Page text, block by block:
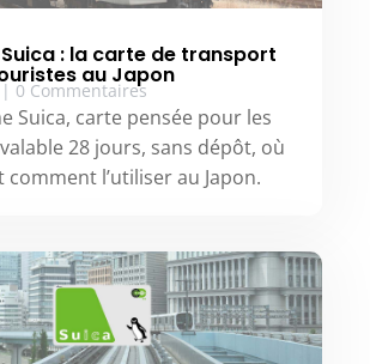
: la carte de transport
au Japon
| 0 Commentaires
Suica, carte pensée pour les
28 jours, sans dépôt, où
comment l’utiliser au Japon.